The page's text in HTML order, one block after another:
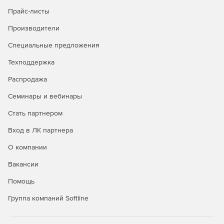
помощью кода. Ассистент проектов позволяет
конечных пользователей.
улучшений, например, условное форматирование,
фиксацию ошибок в формулах, улучшенную обработку
дизайнера, поддержку вложенных таблиц, новые и
опцией просмотра эскизов в HTML5 и многое другое.
Прайс-листы
Производители
Специальные предложения
Техподдержка
Распродажа
Семинары и вебинары
Стать партнером
Вход в ЛК партнера
О компании
Вакансии
Помощь
Группа компаний Softline